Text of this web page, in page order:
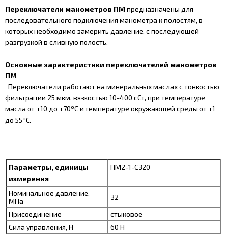
Переключатели манометров ПМ предназначены для
последовательного подключения манометра к полостям, в
которых необходимо замерить давление, с последующей
разгрузкой в сливную полость.
Основные характеристики переключателей манометров
ПМ
Переключатели работают на минеральных маслах с тонкостью
фильтрации 25 мкм, вязкостью 10-400 сСт, при температуре
масла от +10 до +70оС и температуре окружающей среды от +1
до 55оС.
Параметры, единицы
измерения
ПМ2-1-С320
Номинальное давление,
МПа
32
Присоединение
стыковое
Сила управления, Н
60 Н